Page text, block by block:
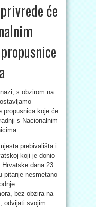
će
s obzirom na
propusnica koje će
s Nacionalnim
prebivališta i
koji je donio
dana 23.
pitanje nesmetano
bez obzira na
odvijati svojim